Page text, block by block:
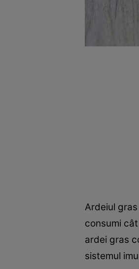
Ardeiul
consumi
ardei gras
sistemul